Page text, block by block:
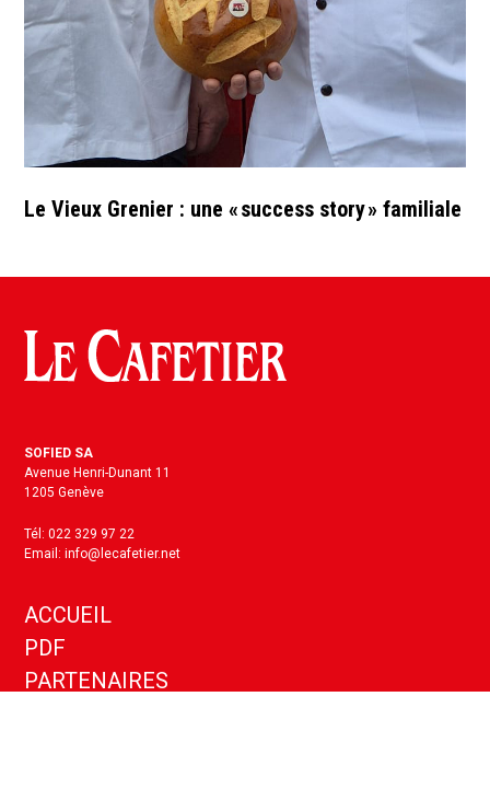
Le Vieux Grenier : une « success story » familiale
SOFIED SA
Avenue Henri-Dunant 11
1205 Genève
Tél: 022 329 97 22
Email: info@lecafetier.net
ACCUEIL
PDF
PARTENAIRES